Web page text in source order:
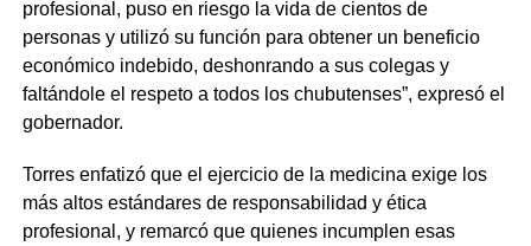
profesional, puso en riesgo la vida de cientos de
personas y utilizó su función para obtener un beneficio
económico indebido, deshonrando a sus colegas y
faltándole el respeto a todos los chubutenses”, expresó el
gobernador.
Torres enfatizó que el ejercicio de la medicina exige los
más altos estándares de responsabilidad y ética
profesional, y remarcó que quienes incumplen esas